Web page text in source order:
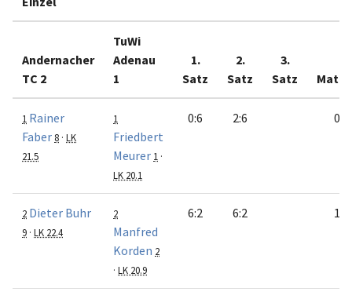
Andernacher
TC 2
TuWi
Adenau
1
1.
Satz
2.
Satz
3.
Satz
1 Rainer
Faber 8 · LK
21.5
1
Friedbert
Meurer 1 ·
LK 20.1
0:6 2:6 0:1
2 Dieter Buhr
9 · LK 22.4
2
Manfred
Korden 2
· LK 20.9
6:2 6:2 1:0